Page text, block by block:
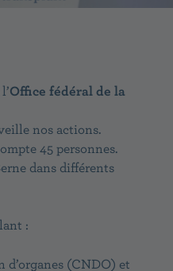
Office fédéral de la
nos actions.
45 personnes.
dans différents
:
(CNDO) et